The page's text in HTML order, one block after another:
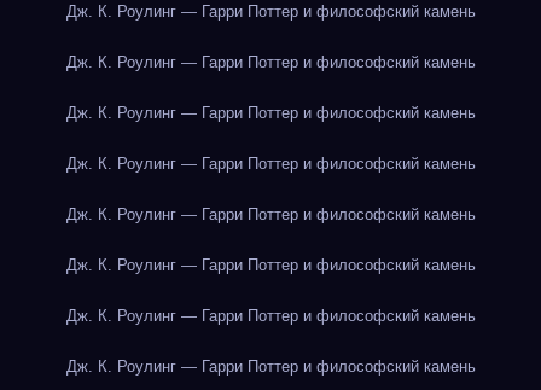
Дж. К. Роулинг — Гарри Поттер и философский камень
Дж. К. Роулинг — Гарри Поттер и философский камень
Дж. К. Роулинг — Гарри Поттер и философский камень
Дж. К. Роулинг — Гарри Поттер и философский камень
Дж. К. Роулинг — Гарри Поттер и философский камень
Дж. К. Роулинг — Гарри Поттер и философский камень
Дж. К. Роулинг — Гарри Поттер и философский камень
Дж. К. Роулинг — Гарри Поттер и философский камень